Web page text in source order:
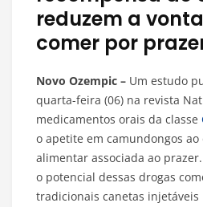
reduzem a
comer por
Novo Ozempic – Um estudo
quarta-feira (06) na revista
medicamentos orais da classe
o apetite em camundongos
alimentar associada ao
o potencial dessas drogas
tradicionais canetas